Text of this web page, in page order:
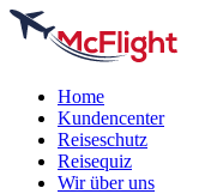
Home
Kundencenter
Reiseschutz
Reisequiz
Wir über uns